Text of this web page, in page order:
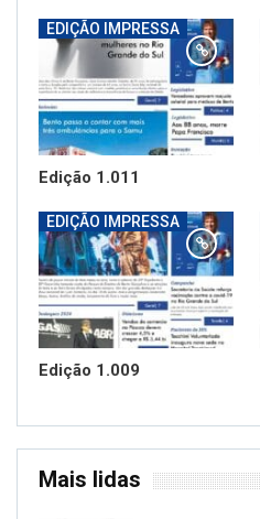
EDIÇÃO IMPRESSA
Edição 1.011
EDIÇÃO IMPRESSA
Edição 1.009
Mais lidas